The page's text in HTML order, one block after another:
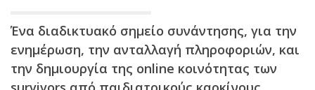
Ένα διαδικτυακό σημείο συνάντησης, για την
ενημέρωση, την ανταλλαγή πληροφοριών, και
την δημιουργία της online κοινότητας των